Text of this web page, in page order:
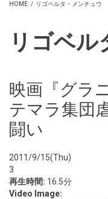
HOME / リゴベルタ・メンチュウ
リゴベル
映画『グラ
テマラ集団
闘い
2011/9/15(Thu)
3
再生時間: 16.5分
Video Image: